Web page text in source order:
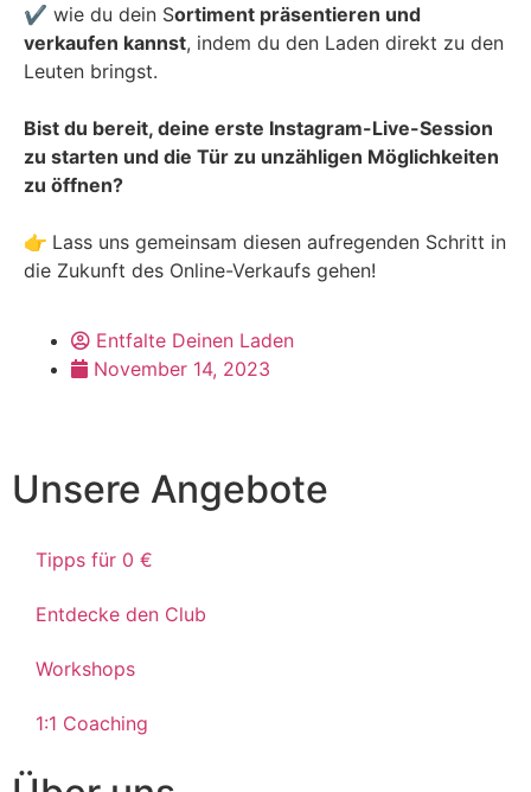
✔ wie du dein Sortiment präsentieren und
verkaufen kannst, indem du den Laden direkt zu den
Leuten bringst.
Bist du bereit, deine erste Instagram-Live-Session
zu starten und die Tür zu unzähligen Möglichkeiten
zu öffnen?
👉 Lass uns gemeinsam diesen aufregenden Schritt in
die Zukunft des Online-Verkaufs gehen!
Entfalte Deinen Laden
November 14, 2023
Unsere Angebote
Tipps für 0 €
Entdecke den Club
Workshops
1:1 Coaching